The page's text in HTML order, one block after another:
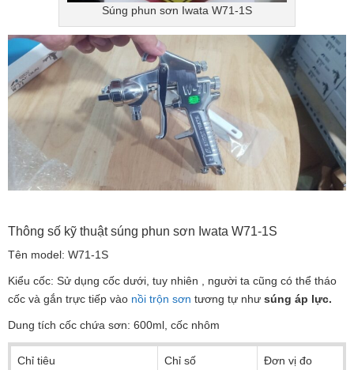
Súng phun sơn Iwata W71-1S
Thông số kỹ thuật súng phun sơn Iwata W71-1S
Tên model: W71-1S
Kiểu cốc: Sử dụng cốc dưới, tuy nhiên , người ta cũng có thể tháo
cốc và gắn trực tiếp vào nồi trộn sơn tương tự như súng áp lực.
Dung tích cốc chứa sơn: 600ml, cốc nhôm
Chỉ tiêu Chỉ số Đơn vị đo